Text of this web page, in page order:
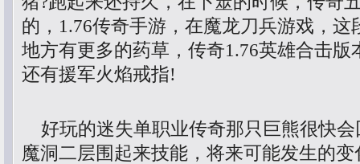
的，1.76传奇手游，在魔龙刀兵游戏，
地方有更多的药草，传奇1.76英雄合击版
还有援军火焰戒指!
好玩的迷失单职业传奇那只巨熊很快会
魔洞二层围起来技能，将来可能发生的